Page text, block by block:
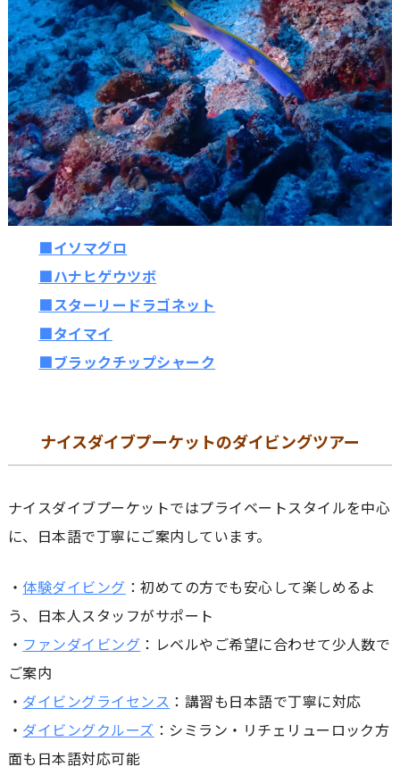
■イソマグロ
■ハナヒゲウツボ
■スターリードラゴネット
■タイマイ
■ブラックチップシャーク
ナイスダイブプーケットのダイビングツアー
ナイスダイブプーケットではプライベートスタイルを中心
に、日本語で丁寧にご案内しています。
・ 体験ダイビング ：初めての方でも安心して楽しめるよ
う、日本人スタッフがサポート
・ ファンダイビング ：レベルやご希望に合わせて少人数で
ご案内
・ ダイビングライセンス ：講習も日本語で丁寧に対応
・ ダイビングクルーズ ：シミラン・リチェリューロック方
面も日本語対応可能